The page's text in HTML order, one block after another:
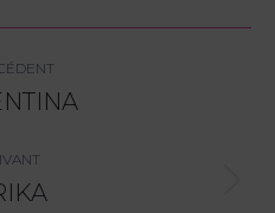
Album
Album